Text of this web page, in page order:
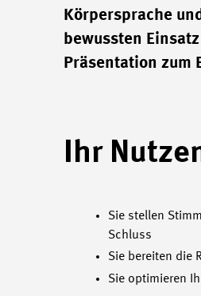
Körpersprache
bewussten
Präsentation zum
Ihr
Sie stellen
Schluss
Sie bereiten die
Sie optimieren